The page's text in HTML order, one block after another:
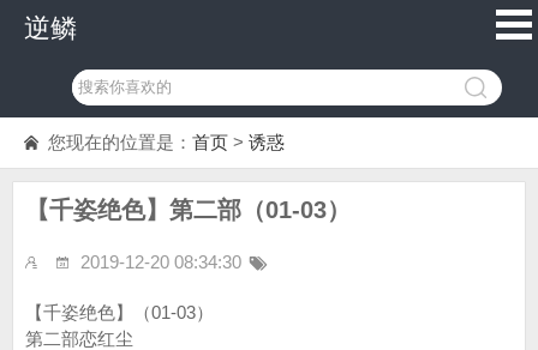
逆鳞
您现在的位置是： 首页 > 诱惑
【千姿绝色】第二部（01-03）
2019-12-20 08:34:30
【千姿绝色】（01-03）
第二部恋红尘